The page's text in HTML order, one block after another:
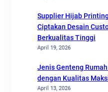
Supplier Hijab
Ciptakan Desain
Berkualitas Tinggi
April 19, 2026
Jenis Genteng
dengan Kualitas
April 13, 2026